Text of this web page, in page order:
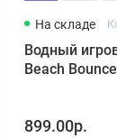
На складе
Водный
Beach
899.00р.